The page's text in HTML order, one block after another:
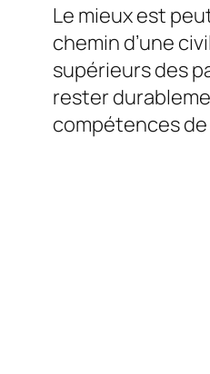
Le mieux est
chemin d’une
supérieurs des
rester
compétences